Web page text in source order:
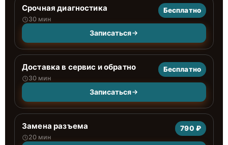
Срочная диагностика
30 мин
Бесплатно
Записаться
Доставка в сервис и обратно
30 мин
Бесплатно
Записаться
Замена разъема
20 мин
790 ₽